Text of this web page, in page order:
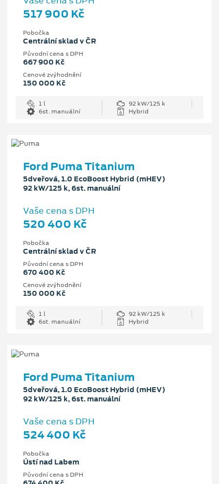
517 900 Kč
Pobočka
Centrální sklad v ČR
Původní cena s DPH
667 900 Kč
Cenové zvýhodnění
150 000 Kč
1 l
92 kW/125 k
6st. manuální
Hybrid
Ford Puma Titanium
5dveřová, 1.0 EcoBoost Hybrid (mHEV)
92 kW/125 k, 6st. manuální
Vaše cena s DPH
520 400 Kč
Pobočka
Centrální sklad v ČR
Původní cena s DPH
670 400 Kč
Cenové zvýhodnění
150 000 Kč
1 l
92 kW/125 k
6st. manuální
Hybrid
Ford Puma Titanium
5dveřová, 1.0 EcoBoost Hybrid (mHEV)
92 kW/125 k, 6st. manuální
Vaše cena s DPH
524 400 Kč
Pobočka
Ústí nad Labem
Původní cena s DPH